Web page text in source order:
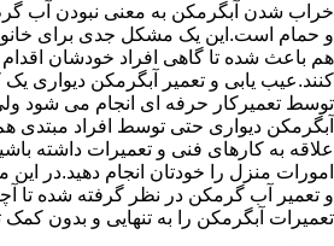
خراب شدن آبگرمکن به معنی نبودن آب
و حمام است.این یک مشکل جدی برای
هم باعث شده تا گاهی افراد خودشان اقدام
کنند.عیب یابی و تعمیر آبگرمکن دیواری
توسط تعمیرکار حرفه ای انجام می شود
آبگرمکن دیواری حتی توسط افراد مبتدی
علاقه به کارهای فنی و تعمیرات داشته
امورات منزل را خودتان انجام دهید.در
و تعمیر آب گرمکن در نظر گرفته شده تا
تعمیرات آبگرمکن را به تنهایی و بدون کمک